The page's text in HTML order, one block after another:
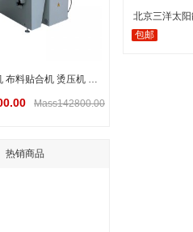
全自动粘合机 布料贴合机 烫压机 烫朴定型机
Mass142800.00
热销商品
北京三洋太
包邮